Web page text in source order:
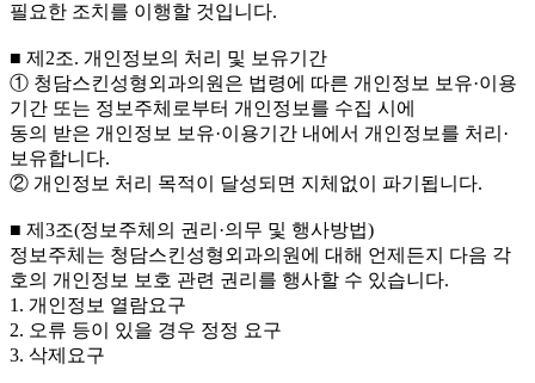
필요한 조치를 이행할 것입니다.
■ 제2조. 개인정보의 처리 및 보유기간
① 청담스킨성형외과의원은 법령에 따른 개인정보 보유·이용
기간 또는 정보주체로부터 개인정보를 수집 시에
동의 받은 개인정보 보유·이용기간 내에서 개인정보를 처리·
보유합니다.
② 개인정보 처리 목적이 달성되면 지체없이 파기됩니다.
■ 제3조(정보주체의 권리·의무 및 행사방법)
정보주체는 청담스킨성형외과의원에 대해 언제든지 다음 각
호의 개인정보 보호 관련 권리를 행사할 수 있습니다.
1. 개인정보 열람요구
2. 오류 등이 있을 경우 정정 요구
3. 삭제요구